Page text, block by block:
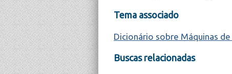
Tema associado
Dicionário sobre Máquinas
Buscas relacionadas